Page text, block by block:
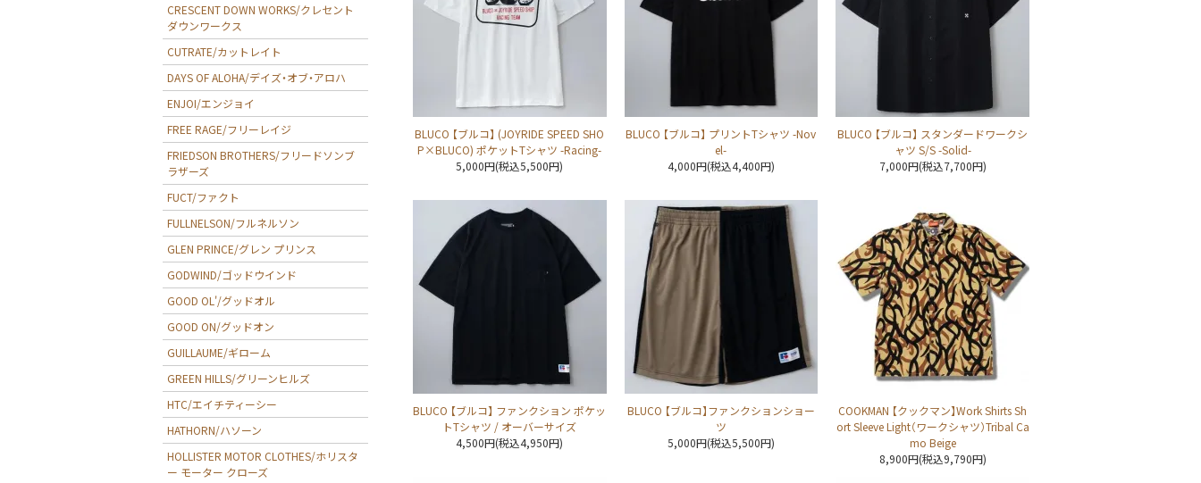
BLUCO 【ブルコ】 (JOYRIDE SPEED SHO
P×BLUCO) ポケットTシャツ -Racing-
5,000円(税込5,500円)
BLUCO 【ブルコ】 プリントTシャツ -Nov
el-
4,000円(税込4,400円)
BLUCO 【ブルコ】 スタンダードワークシ
ャツ S/S -Solid-
7,000円(税込7,700円)
BLUCO 【ブルコ】 ファンクション ポケッ
トTシャツ / オーバーサイズ
4,500円(税込4,950円)
BLUCO 【ブルコ】ファンクションショー
ツ
5,000円(税込5,500円)
COOKMAN 【クックマン】Work Shirts Sh
ort Sleeve Light（ワークシャツ）Tribal Ca
mo Beige
8,900円(税込9,790円)
CRESCENT DOWN WORKS/クレセント
ダウンワークス
CUTRATE/カットレイト
DAYS OF ALOHA/デイズ・オブ・アロハ
ENJOI/エンジョイ
FREE RAGE/フリーレイジ
FRIEDSON BROTHERS/フリードソンブ
ラザーズ
FUCT/ファクト
FULLNELSON/フルネルソン
GLEN PRINCE/グレン プリンス
GODWIND/ゴッドウインド
GOOD OL'/グッドオル
GOOD ON/グッドオン
GUILLAUME/ギローム
GREEN HILLS/グリーンヒルズ
HTC/エイチティーシー
HATHORN/ハソーン
HOLLISTER MOTOR CLOTHES/ホリスタ
ー モーター クローズ